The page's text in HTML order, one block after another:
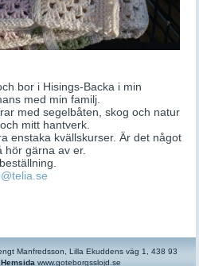
bor i Hisings-Backa i min
med min familj.
med segelbåten, skog och natur
mitt hantverk.
enstaka kvällskurser. Är det något
hör gärna av er.
Manfredsson, Lilla Ekuddens väg 1, 438 93
Hemsida www.goteborgsslojd.se